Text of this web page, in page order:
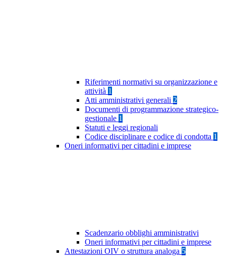
Riferimenti normativi su organizzazione e
attività 1
Atti amministrativi generali 2
Documenti di programmazione strategico-
gestionale 1
Statuti e leggi regionali
Codice disciplinare e codice di condotta 1
Oneri informativi per cittadini e imprese
Scadenzario obblighi amministrativi
Oneri informativi per cittadini e imprese
Attestazioni OIV o struttura analoga 5